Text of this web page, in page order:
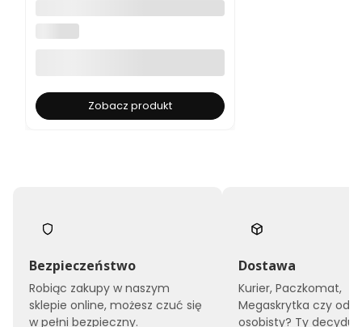
czarny
Zobacz produkt
Bezpieczeństwo
Robiąc zakupy w naszym
sklepie online, możesz czuć się
w pełni bezpieczny.
Dostawa
Kurier, Paczkomat,
Megaskrytka czy
osobisty? Ty